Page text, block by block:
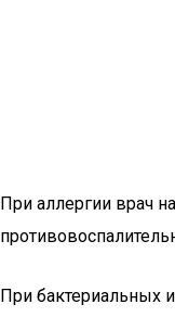
При аллергии врач
При бактериальных